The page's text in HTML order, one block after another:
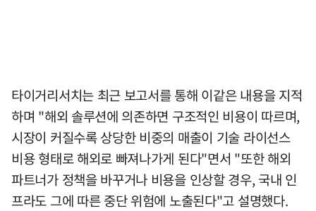
타이거리서치는 최근 보고서를 통해 이같은 내용을 지적
하며 "해외 솔루션에 의존하면 구조적인 비용이 따르며,
시장이 커질수록 상당한 비중의 매출이 기술 라이선스
비용 형태로 해외로 빠져나가게 된다"면서 "또한 해외
파트너가 정책을 바꾸거나 비용을 인상할 경우, 국내 인
프라도 그에 따른 중단 위험에 노출된다"고 설명했다.